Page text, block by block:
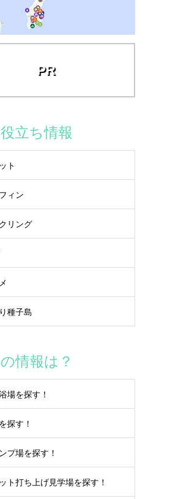
PR
立ち情報
ト
ィン
リング
種子島
情報は？
場を探す！
探す！
プ場を探す！
ト打ち上げ見学場を探す！